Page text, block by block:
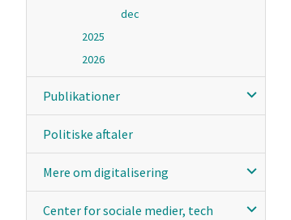
dec
2025
2026
Publikationer
Politiske aftaler
Mere om digitalisering
Center for sociale medier, tech